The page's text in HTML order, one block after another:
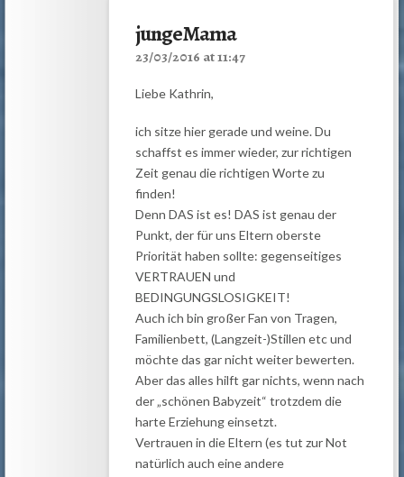
jungeMama
23/03/2016 at 11:47
Liebe Kathrin,
ich sitze hier gerade und weine. Du
schaffst es immer wieder, zur richtigen
Zeit genau die richtigen Worte zu
finden!
Denn DAS ist es! DAS ist genau der
Punkt, der für uns Eltern oberste
Priorität haben sollte: gegenseitiges
VERTRAUEN und
BEDINGUNGSLOSIGKEIT!
Auch ich bin großer Fan von Tragen,
Familienbett, (Langzeit-)Stillen etc und
möchte das gar nicht weiter bewerten.
Aber das alles hilft gar nichts, wenn nach
der „schönen Babyzeit“ trotzdem die
harte Erziehung einsetzt.
Vertrauen in die Eltern (es tut zur Not
natürlich auch eine andere